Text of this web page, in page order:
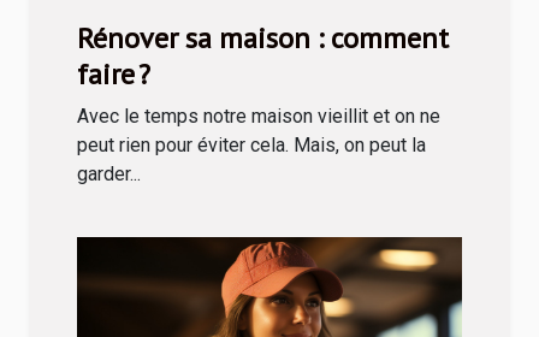
Rénover sa maison : comment
faire ?
Avec le temps notre maison vieillit et on ne
peut rien pour éviter cela. Mais, on peut la
garder...